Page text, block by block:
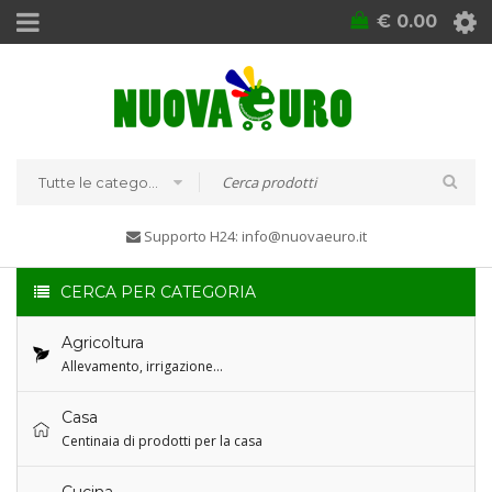
€ 0.00
Supporto H24: info@nuovaeuro.it
CERCA PER CATEGORIA
Agricoltura
Allevamento, irrigazione…
Casa
Centinaia di prodotti per la casa